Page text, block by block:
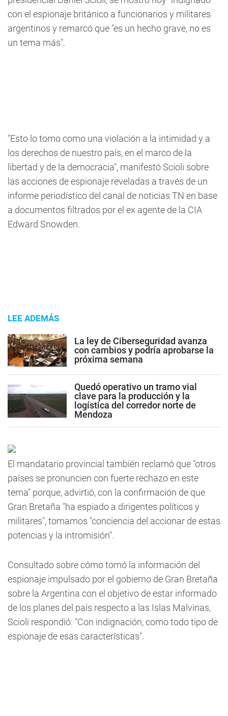
con el espionaje británico a funcionarios y militares
argentinos y remarcó que "es un hecho grave, no es
un tema más".
"Esto lo tomo como una violación a la intimidad y a
los derechos de nuestro país, en el marco de la
libertad y de la democracia", manifestó Scioli sobre
las acciones de espionaje reveladas a través de un
informe periodístico del canal de noticias TN en base
a documentos filtrados por el ex agente de la CIA
Edward Snowden.
LEE ADEMÁS
La ley de Ciberseguridad avanza
con cambios y podría aprobarse la
próxima semana
Quedó operativo un tramo vial
clave para la producción y la
logística del corredor norte de
Mendoza
El mandatario provincial también reclamó que "otros
países se pronuncien con fuerte rechazo en este
tema" porque, advirtió, con la confirmación de que
Gran Bretaña "ha espiado a dirigentes políticos y
militares", tomamos "conciencia del accionar de estas
potencias y la intromisión".
Consultado sobre cómo tomó la información del
espionaje impulsado por el gobierno de Gran Bretaña
sobre la Argentina con el objetivo de estar informado
de los planes del país respecto a las Islas Malvinas,
Scioli respondió: "Con indignación, como todo tipo de
espionaje de esas características".